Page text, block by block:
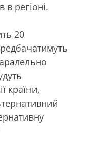
в регіоні.
20
країни,